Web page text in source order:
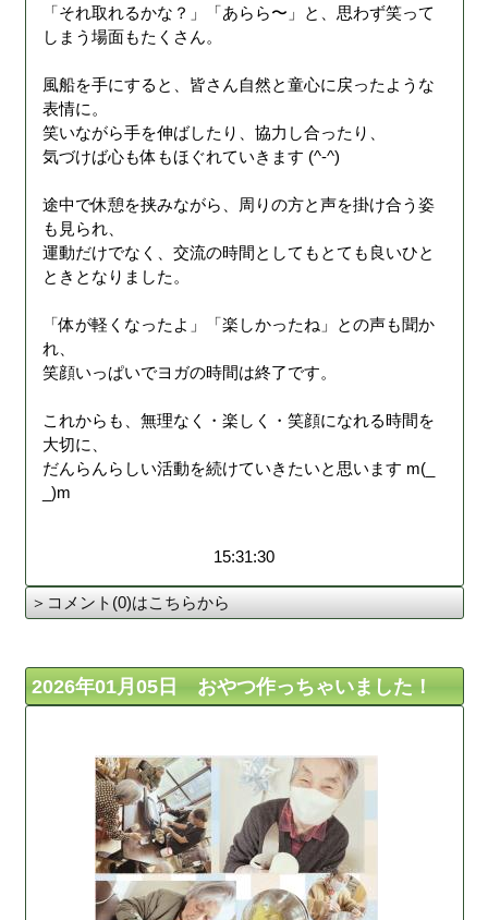
「それ取れるかな？」「あらら〜」と、思わず笑って
しまう場面もたくさん。
風船を手にすると、皆さん自然と童心に戻ったような
表情に。
笑いながら手を伸ばしたり、協力し合ったり、
気づけば心も体もほぐれていきます (^-^)
途中で休憩を挟みながら、周りの方と声を掛け合う姿
も見られ、
運動だけでなく、交流の時間としてもとても良いひと
ときとなりました。
「体が軽くなったよ」「楽しかったね」との声も聞か
れ、
笑顔いっぱいでヨガの時間は終了です。
これからも、無理なく・楽しく・笑顔になれる時間を
大切に、
だんらんらしい活動を続けていきたいと思います m(_
_)m
15:31:30
＞コメント(0)はこちらから
2026年01月05日 おやつ作っちゃいました！